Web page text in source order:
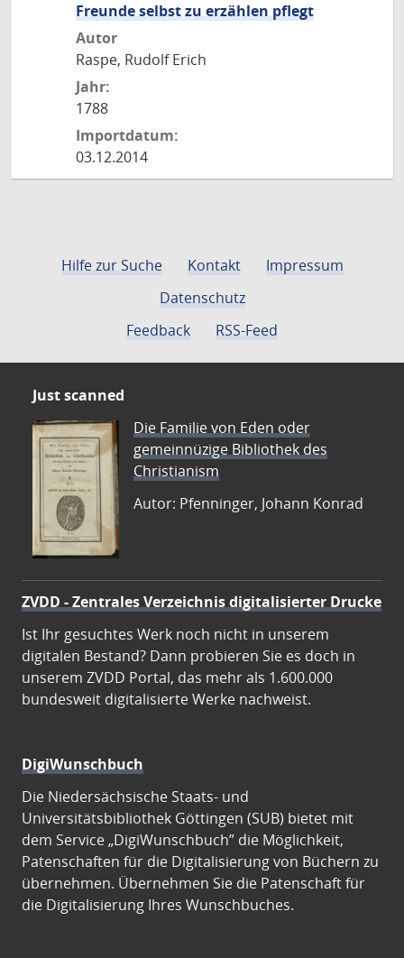
Freunde selbst zu erzählen pflegt
Autor
Raspe, Rudolf Erich
Jahr:
1788
Importdatum:
03.12.2014
Hilfe zur Suche Kontakt
Impressum
Datenschutz
Feedback
RSS-Feed
Just scanned
Die Familie von Eden oder
gemeinnüzige Bibliothek des
Christianism
Autor: Pfenninger, Johann Konrad
ZVDD - Zentrales Verzeichnis digitalisierter Drucke
Ist Ihr gesuchtes Werk noch nicht in unserem
digitalen Bestand? Dann probieren Sie es doch in
unserem ZVDD Portal, das mehr als 1.600.000
bundesweit digitalisierte Werke nachweist.
DigiWunschbuch
Die Niedersächsische Staats- und
Universitätsbibliothek Göttingen (SUB) bietet mit
dem Service „DigiWunschbuch” die Möglichkeit,
Patenschaften für die Digitalisierung von Büchern zu
übernehmen. Übernehmen Sie die Patenschaft für
die Digitalisierung Ihres Wunschbuches.